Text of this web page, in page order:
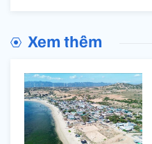
Xem thêm